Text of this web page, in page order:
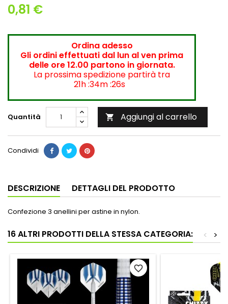
0,81 €
Ordina adesso
Gli ordini effettuati dal lun al ven prima
delle ore 12.00 partono in giornata.
La prossima spedizione partirà tra
21h :34m :26s
Quantità  Aggiungi al carrello
Condividi
DESCRIZIONE DETTAGLI DEL PRODOTTO
Confezione 3 anellini per astine in nylon.
16 ALTRI PRODOTTI DELLA STESSA CATEGORIA: >
<
favorite_border